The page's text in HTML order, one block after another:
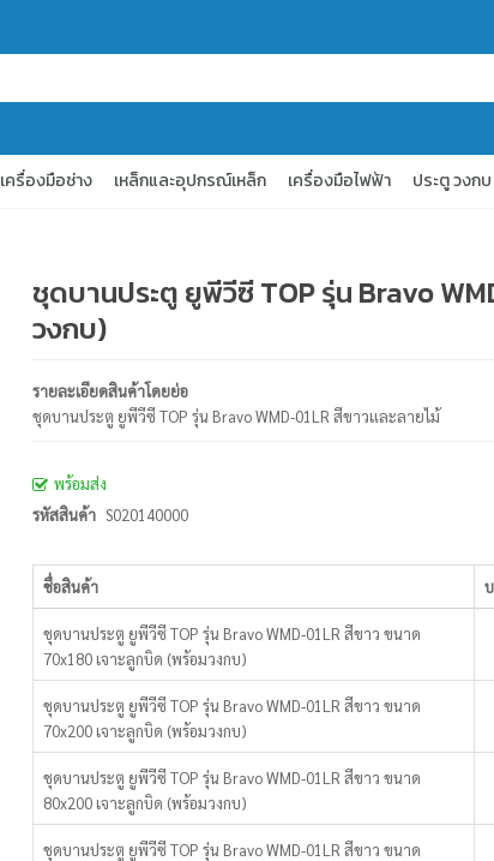
เครื่องมือช่าง เหล็กและอุปกรณ์เหล็ก เครื่องมือไฟฟ้า ประตู วงก
ชุดบานประตู ยูพีวีซี TOP รุ่น Bravo
วงกบ)
รายละเอียดสินค้าโดยย่อ
ชุดบานประตู ยูพีวีซี TOP รุ่น Bravo WMD-01LR สีขาวและลายไม้
พร้อมส่ง
รหัสสินค้า S020140000
สินค้า
กลุ่ม
ชื่อสินค้า
ชุดบานประตู ยูพีวีซี TOP รุ่น Bravo WMD-01LR สีขาว ขนาด
70x180 เจาะลูกบิด (พร้อมวงกบ)
ชุดบานประตู ยูพีวีซี TOP รุ่น Bravo WMD-01LR สีขาว ขนาด
70x200 เจาะลูกบิด (พร้อมวงกบ)
ชุดบานประตู ยูพีวีซี TOP รุ่น Bravo WMD-01LR สีขาว ขนาด
80x200 เจาะลูกบิด (พร้อมวงกบ)
ชุดบานประตู ยูพีวีซี TOP รุ่น Bravo WMD-01LR สีขาว ขนาด